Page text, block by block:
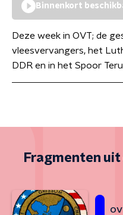
Binnenkort
Deze week in OVT; de
vleesvervangers, het
DDR en in het Spoor
Fragmenten